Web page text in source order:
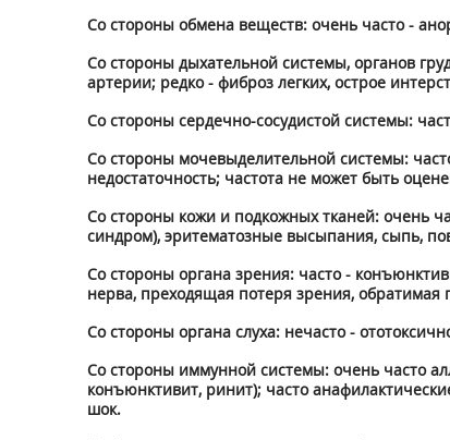
Со стороны обмена веществ: очень часто -
Со стороны дыхательной системы, органов
артерии; редко - фиброз легких, острое
Со стороны сердечно-сосудистой системы:
Со стороны мочевыделительной системы:
недостаточность; частота не может быть
Со стороны кожи и подкожных тканей: очень
синдром), эритематозные высыпания, сыпь,
Со стороны органа зрения: часто -
нерва, преходящая потеря зрения,
Со стороны органа слуха: нечасто -
Со стороны иммунной системы: очень часто
конъюнктивит, ринит); часто
шок.